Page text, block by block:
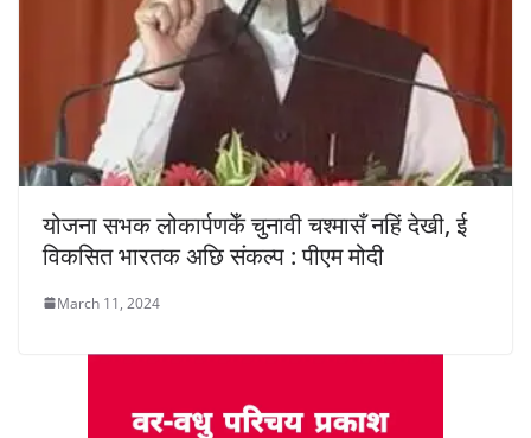
योजना सभक लोकार्पणकेँ चुनावी चश्मासँ नहिं देखी, ई
विकसित भारतक अछि संकल्प : पीएम मोदी
March 11, 2024